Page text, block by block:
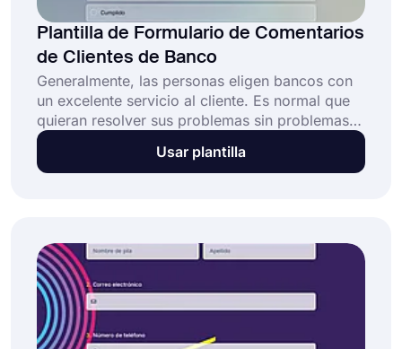
Plantilla de Formulario de Comentarios
de Clientes de Banco
Generalmente, las personas eligen bancos con
un excelente servicio al cliente. Es normal que
quieran resolver sus problemas sin problemas,
especialmente si se trata de transacciones
comerciales. Con un formulario de comentarios
proporcionará una plantilla de formulario de
comentarios de clientes bancarios totalmente
personalizable para acelerar el proceso de
creación.
Usar plantilla